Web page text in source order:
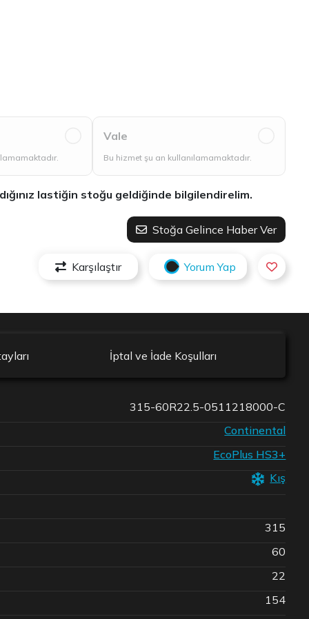
Vale
Bu hizmet şu an kullanılamamaktadır.
lastiğin stoğu geldiğinde bilgilendirelim.
Stoğa Gelince Haber Ver
Karşılaştır Yorum Yap
İptal ve İade Koşulları
315-60R22.5-0511218000-C
Continental
EcoPlus HS3+
Kış
315
60
22
154